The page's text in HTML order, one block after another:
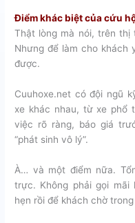
Điểm khác biệt của cứu
Thật lòng mà nói, trên thị
Nhưng để làm cho khách
được.
Cuuhoxe.net có đội ngũ
xe khác nhau, từ xe phổ
việc rõ ràng, báo giá
“phát sinh vô lý”.
À… và một điểm nữa.
trực. Không phải gọi mãi
hẹn rồi để khách chờ